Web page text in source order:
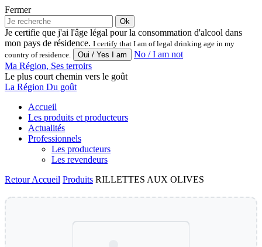
Fermer
Ok
Je certifie que j'ai l'âge légal pour la consommation d'alcool dans
mon pays de résidence. I certify that I am of legal drinking age in my
country of residence.
No / I am not
Ma Région, Ses terroirs
Le plus court chemin vers le goût
La Région Du goût
Accueil
Les produits et producteurs
Actualités
Professionnels
Les producteurs
Les revendeurs
RetourAccueil Produits RILLETTES AUX OLIVES